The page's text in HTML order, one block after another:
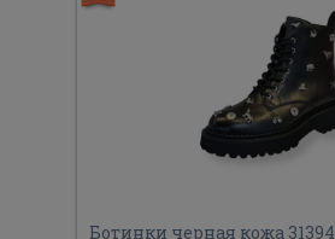
Ботинки черная кожа 31394